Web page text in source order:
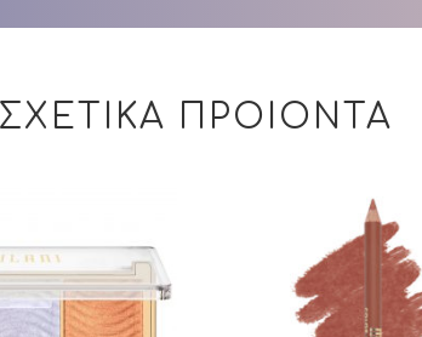
ΣΧΕΤΙΚΑ ΠΡΟΙΟΝΤΑ